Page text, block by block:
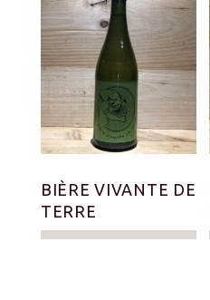
BIÈRE VIVANTE DE
TERRE